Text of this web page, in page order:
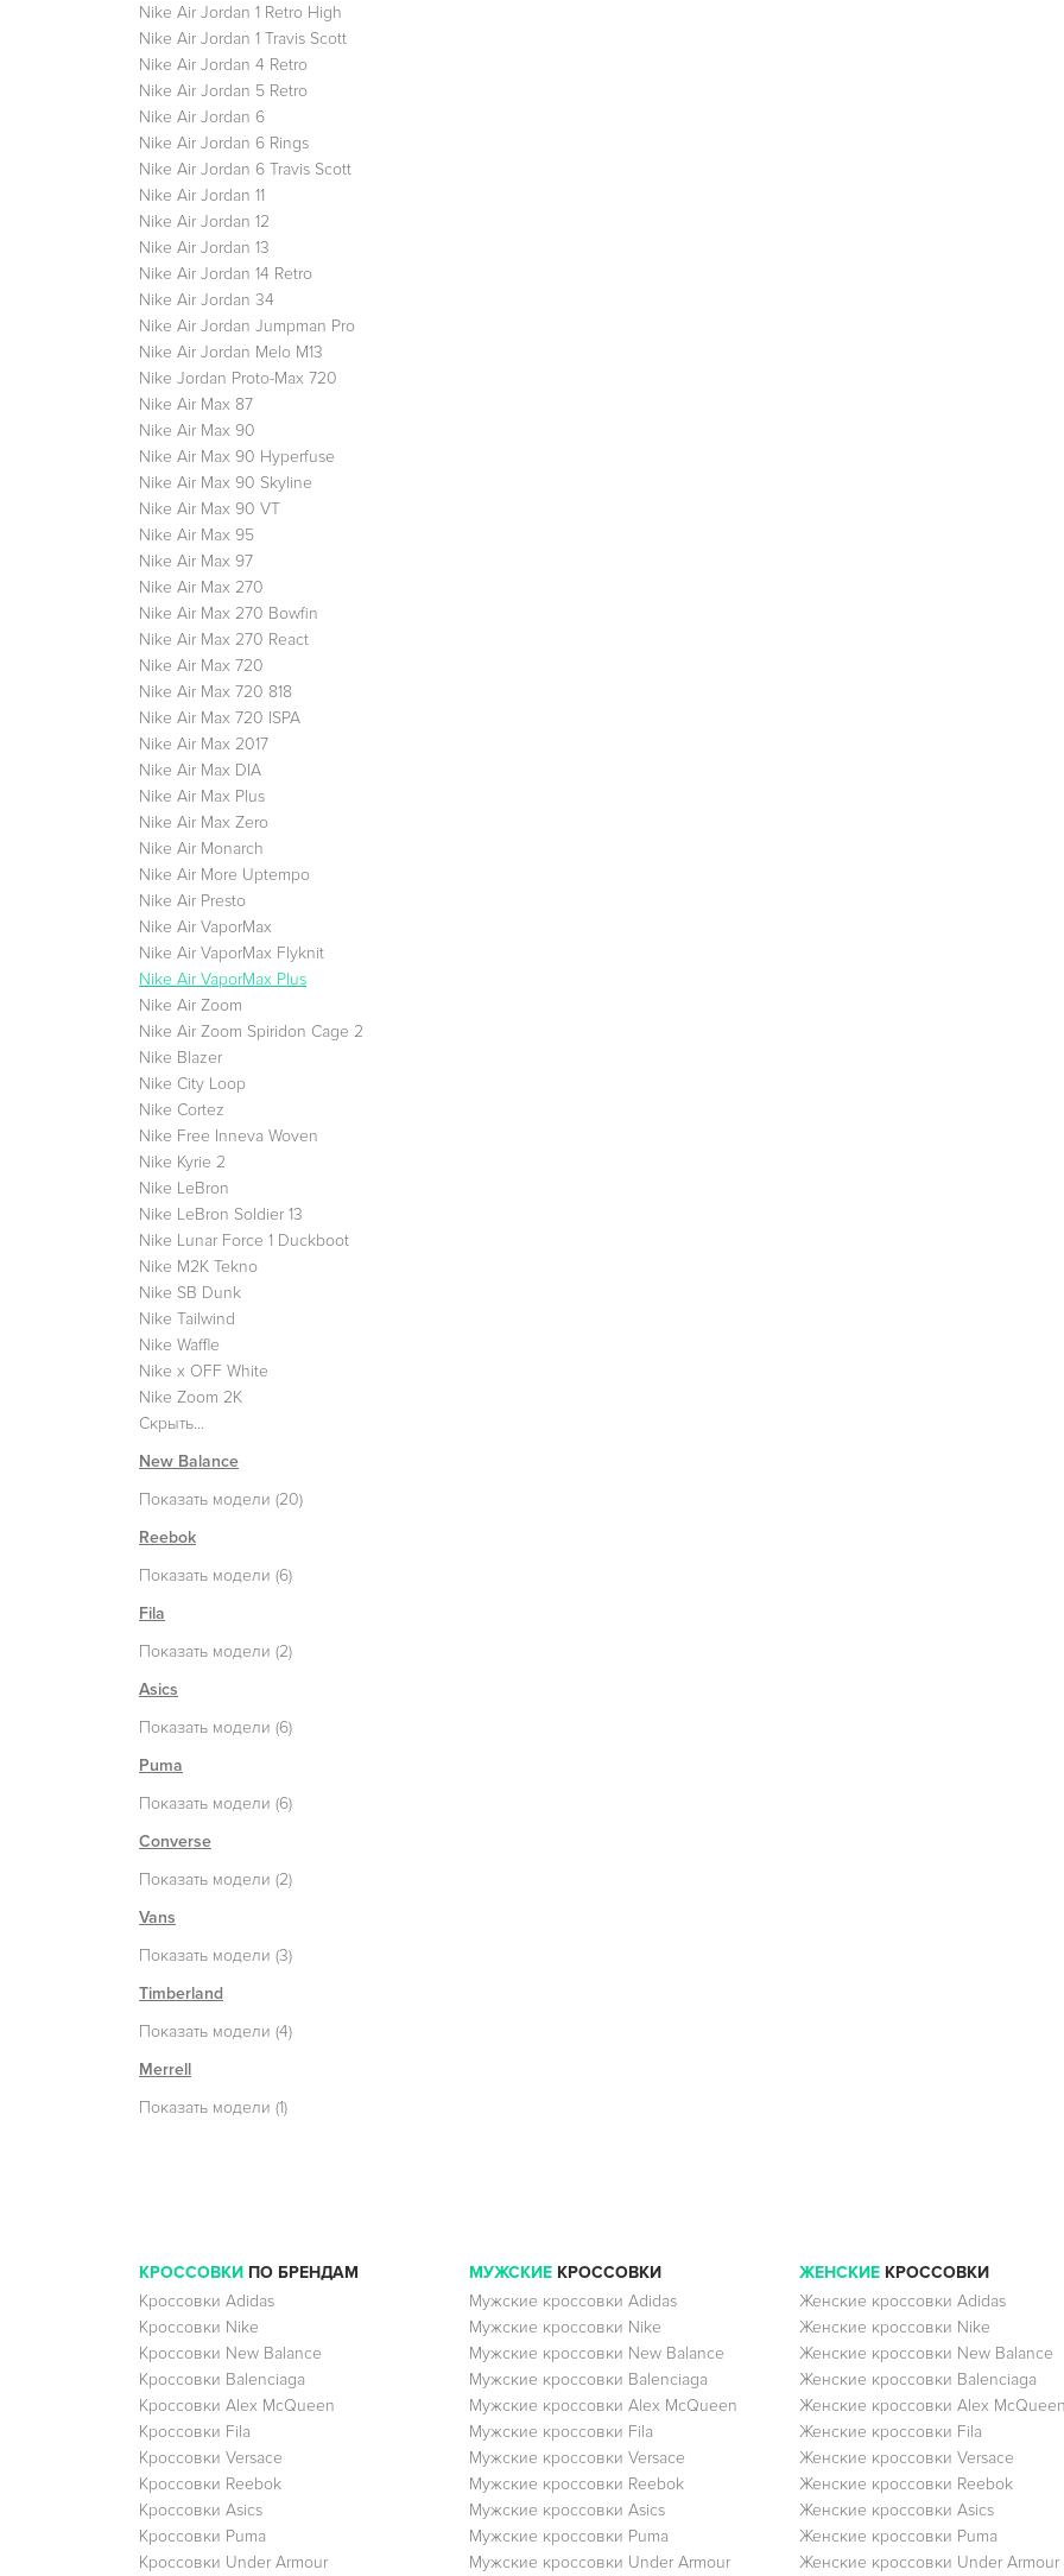
Nike Air Jordan 1 Retro High
Nike Air Jordan 1 Travis Scott
Nike Air Jordan 4 Retro
Nike Air Jordan 5 Retro
Nike Air Jordan 6
Nike Air Jordan 6 Rings
Nike Air Jordan 6 Travis Scott
Nike Air Jordan 11
Nike Air Jordan 12
Nike Air Jordan 13
Nike Air Jordan 14 Retro
Nike Air Jordan 34
Nike Air Jordan Jumpman Pro
Nike Air Jordan Melo M13
Nike Jordan Proto-Max 720
Nike Air Max 87
Nike Air Max 90
Nike Air Max 90 Hyperfuse
Nike Air Max 90 Skyline
Nike Air Max 90 VT
Nike Air Max 95
Nike Air Max 97
Nike Air Max 270
Nike Air Max 270 Bowfin
Nike Air Max 270 React
Nike Air Max 720
Nike Air Max 720 818
Nike Air Max 720 ISPA
Nike Air Max 2017
Nike Air Max DIA
Nike Air Max Plus
Nike Air Max Zero
Nike Air Monarch
Nike Air More Uptempo
Nike Air Presto
Nike Air VaporMax
Nike Air VaporMax Flyknit
Nike Air VaporMax Plus
Nike Air Zoom
Nike Air Zoom Spiridon Cage 2
Nike Blazer
Nike City Loop
Nike Cortez
Nike Free Inneva Woven
Nike Kyrie 2
Nike LeBron
Nike LeBron Soldier 13
Nike Lunar Force 1 Duckboot
Nike M2K Tekno
Nike SB Dunk
Nike Tailwind
Nike Waffle
Nike x OFF White
Nike Zoom 2K
Скрыть...
New Balance
Показать модели (20)
Reebok
Показать модели (6)
Fila
Показать модели (2)
Asics
Показать модели (6)
Puma
Показать модели (6)
Converse
Показать модели (2)
Vans
Показать модели (3)
Timberland
Показать модели (4)
Merrell
Показать модели (1)
КРОССОВКИ ПО БРЕНДАМ
Кроссовки Adidas
Кроссовки Nike
Кроссовки New Balance
Кроссовки Balenciaga
Кроссовки Alex McQueen
Кроссовки Fila
Кроссовки Versace
Кроссовки Reebok
Кроссовки Asics
Кроссовки Puma
Кроссовки Under Armour
МУЖСКИЕКРОССОВКИ
Мужские кроссовки Adidas
Мужские кроссовки Nike
Мужские кроссовки New Balance
Мужские кроссовки Balenciaga
Мужские кроссовки Alex McQueen
Мужские кроссовки Fila
Мужские кроссовки Versace
Мужские кроссовки Reebok
Мужские кроссовки Asics
Мужские кроссовки Puma
Мужские кроссовки Under Armour
ЖЕНСКИЕКРОССОВКИ
Женские кроссовки Adidas
Женские кроссовки Nike
Женские кроссовки New Balance
Женские кроссовки Balenciaga
Женские кроссовки Alex
Женские кроссовки Fila
Женские кроссовки Versace
Женские кроссовки Reebok
Женские кроссовки Asics
Женские кроссовки Puma
Женские кроссовки Under Armour